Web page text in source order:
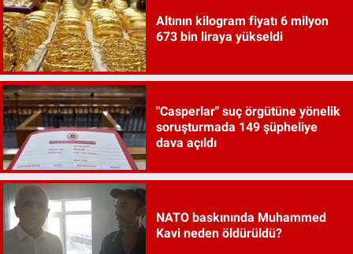
Altının kilogram fiyatı 6 milyon
673 bin liraya yükseldi
"Casperlar" suç örgütüne yönelik
soruşturmada 149 şüpheliye
dava açıldı
NATO baskınında Muhammed
Kavi neden öldürüldü?